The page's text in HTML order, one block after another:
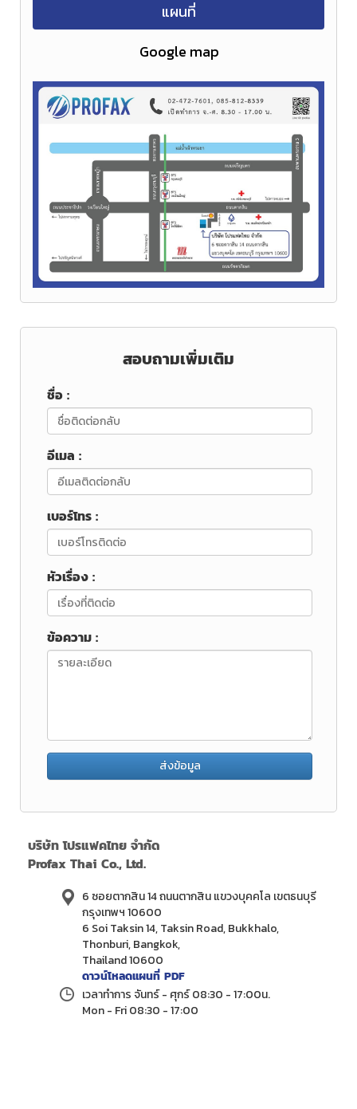
แผนที่
Google map
สอบถามเพิ่มเติม
ชื่อ :
อีเมล :
เบอร์โทร :
หัวเรื่อง :
ข้อความ :
ส่งข้อมูล
บริษัท โปรแฟคไทย จำกัด
Profax Thai Co., Ltd.
6 ซอยตากสิน 14 ถนนตากสิน แขวงบุคคโล เขตธนบุรี
กรุงเทพฯ 10600
6 Soi Taksin 14, Taksin Road, Bukkhalo,
Thonburi, Bangkok,
Thailand 10600
ดาวน์โหลดแผนที่ PDF
เวลาทำการ จันทร์ - ศุกร์ 08:30 - 17:00น.
Mon - Fri 08:30 - 17:00